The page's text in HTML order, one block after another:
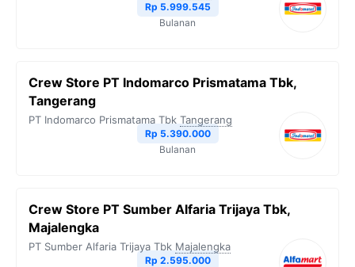
Rp 5.999.545
Bulanan
Crew Store PT Indomarco Prismatama Tbk,
Tangerang
PT Indomarco Prismatama Tbk Tangerang
Rp 5.390.000
Bulanan
Crew Store PT Sumber Alfaria Trijaya Tbk,
Majalengka
PT Sumber Alfaria Trijaya Tbk Majalengka
Rp 2.595.000